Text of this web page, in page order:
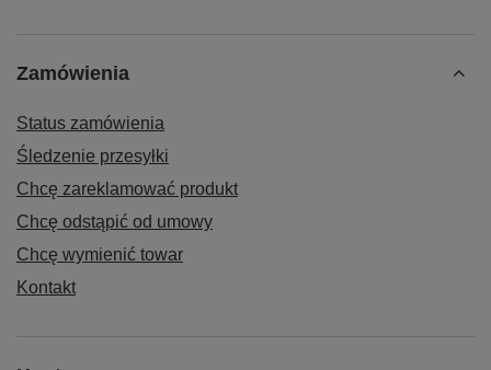
Zamówienia
Status zamówienia
Śledzenie przesyłki
Chcę zareklamować produkt
Chcę odstąpić od umowy
Chcę wymienić towar
Kontakt